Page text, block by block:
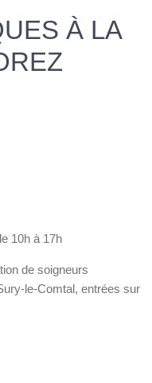
À LA
10h à 17h
de soigneurs
le-Comtal, entrées sur